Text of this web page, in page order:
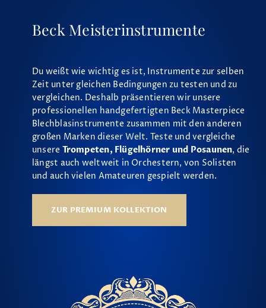
Beck Meisterinstrumente
Du weißt wie wichtig es ist, Instrumente zur selben
Zeit unter gleichen Bedingungen zu testen und zu
vergleichen. Deshalb präsentieren wir unsere
professionellen handgefertigten Beck Masterpiece
Blechblasinstrumente zusammen mit den anderen
großen Marken dieser Welt. Teste und vergleiche
unsere Trompeten, Flügelhörner und Posaunen, die
längst auch weltweit in Orchestern, von Solisten
und auch vielen Amateuren gespielt werden.
ZUR PREMIUM KOLLEKTION